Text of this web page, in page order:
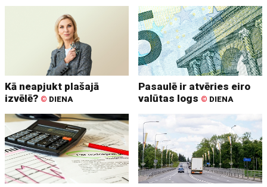
Kā neapjukt plašajā
izvēlē? © DIENA
Pasaulē ir atvēries eiro
valūtas logs © DIENA